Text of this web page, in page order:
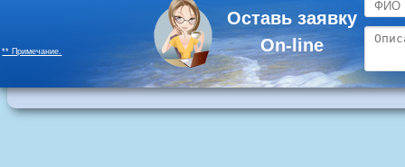
** Примечание.
Оставь заявку
On-line